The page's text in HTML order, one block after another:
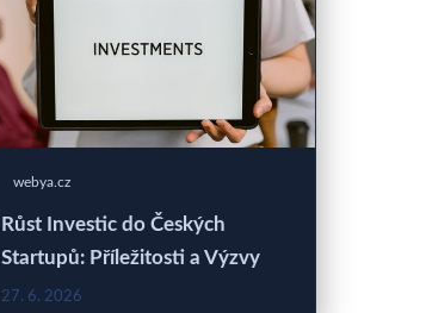
webya.cz
Růst Investic do Českých
Startupů: Příležitosti a Výzvy
27. 6. 2026